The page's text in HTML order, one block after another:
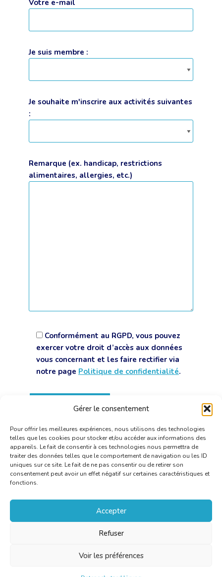
Gérer le consentement
Pour offrir les meilleures expériences, nous utilisons des technologies
telles que les cookies pour stocker et/ou accéder aux informations des
appareils. Le fait de consentir à ces technologies nous permettra de
traiter des données telles que le comportement de navigation ou les ID
uniques sur ce site. Le fait de ne pas consentir ou de retirer son
consentement peut avoir un effet négatif sur certaines caractéristiques et
fonctions.
Accepter
Refuser
Voir les préférences
Votre e-mail
Je suis membre :
Je souhaite m'inscrire aux activités suivantes
:
Remarque (ex. handicap, restrictions
alimentaires, allergies, etc.)
Conformément au RGPD, vous pouvez
exercer votre droit d’accès aux données
vous concernant et les faire rectifier via
notre page Politique de confidentialité.